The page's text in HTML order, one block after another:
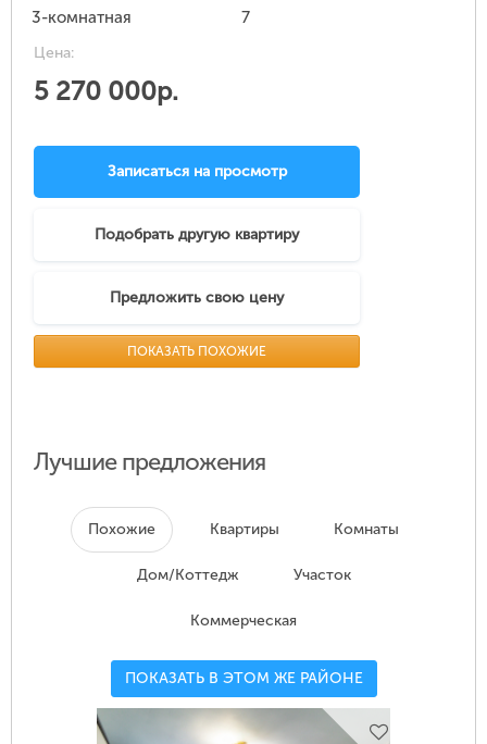
3-комнатная 7
Цена:
5 270 000р.
Записаться на просмотр
Подобрать другую квартиру
Предложить свою цену
ПОКАЗАТЬ ПОХОЖИЕ
Лучшие предложения
Похожие Квартиры Комнаты
Дом/Коттедж Участок
Коммерческая
ПОКАЗАТЬ В ЭТОМ ЖЕ РАЙОНЕ